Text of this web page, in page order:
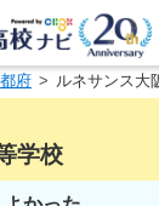
府 ルネサンス大
学校